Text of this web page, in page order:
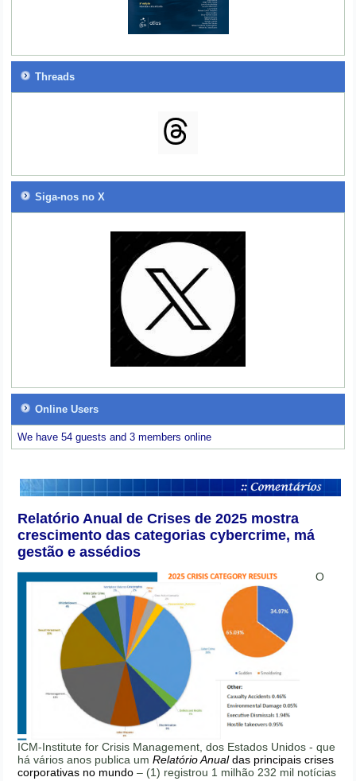
Threads
Siga-nos no X
Online Users
We have 54 guests and 3 members online
Relatório Anual de Crises de 2025 mostra
crescimento das categorias cybercrime, má
gestão e assédios
O
ICM-Institute for Crisis Management, dos Estados Unidos - que
há vários anos publica umRelatório Anualdas principais crises
corporativas no mundo – (1) registrou 1 milhão 232 mil notícias